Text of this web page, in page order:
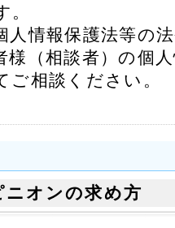
情報保護法等の
様（相談者）の個
ご相談ください。
ニオンの求め方